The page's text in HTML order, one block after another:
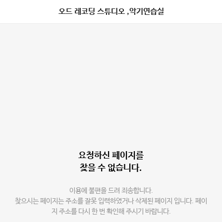
오드 레코딩 스튜디오 ,악기연습실
요청하신 페이지를
찾을 수 없습니다.
이용에 불편을 드려 죄송합니다.
찾으시는 페이지는 주소를 잘못 입력하였거나 삭제된 페이지 입니다. 페이
지 주소를 다시 한 번 확인해 주시기 바랍니다.